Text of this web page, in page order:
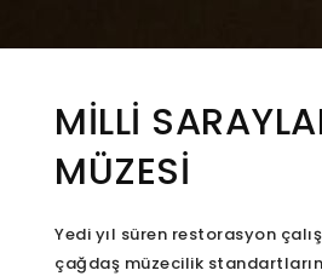
MİLLİ
MÜZESİ
Yedi yıl süren restorasyon
çağdaş müzecilik